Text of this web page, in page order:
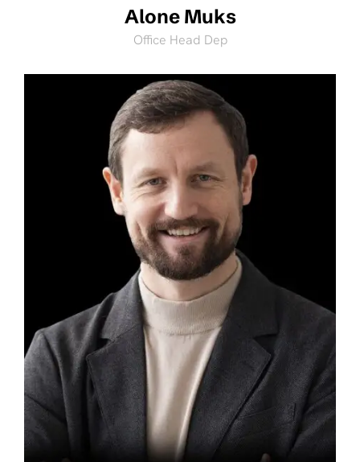
Alone Muks
Office Head Dep